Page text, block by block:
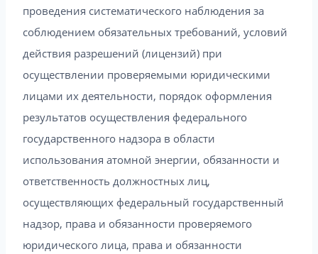
проведения систематического наблюдения за
соблюдением обязательных требований, условий
действия разрешений (лицензий) при
осуществлении проверяемыми юридическими
лицами их деятельности, порядок оформления
результатов осуществления федерального
государственного надзора в области
использования атомной энергии, обязанности и
ответственность должностных лиц,
осуществляющих федеральный государственный
надзор, права и обязанности проверяемого
юридического лица, права и обязанности